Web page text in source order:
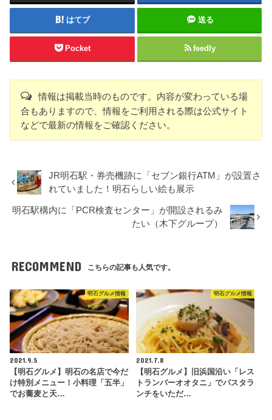
はてブ 送る
Pocket feedly
情報は掲載当時のものです。内容が変わっている場
合もありますので、情報をご利用される際は公式サイト
などで最新の情報をご確認ください。
JR明石駅・券売機跡に「セブン銀行ATM」が設置さ
れていました！明石らしい絵も展示
明石駅構内に「PCR検査センター」が開設されるみ
たい（木下グループ）
RECOMMEND こちらの記事も人気です。
明石グルメ情報
2021.9.5
【明石グルメ】明石の名店で今だ
け特別メニュー！小料理「五半」
でお蕎麦と天…
明石グルメ情報
2021.7.8
【明石グルメ】旧浜国沿い「レス
トランバーオオタニ」でパスタラ
ンチをいただ…